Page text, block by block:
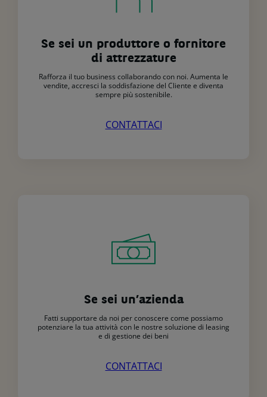
Se sei un produttore o fornitore
di attrezzature
Rafforza il tuo business collaborando con noi. Aumenta le
vendite, accresci la soddisfazione del Cliente e diventa
sempre più sostenibile.
CONTATTACI
Se sei un’azienda
Fatti supportare da noi per conoscere come possiamo
potenziare la tua attività con le nostre soluzione di leasing
e di gestione dei beni
CONTATTACI